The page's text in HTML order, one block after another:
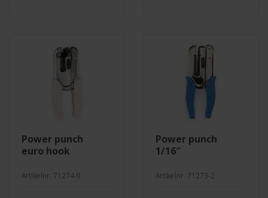
power punch
euro hook
Artikelnr. 71274-9
power punch
1/16″
Artikelnr. 71273-2